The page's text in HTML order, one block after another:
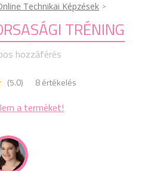
Technikai Képzések
TRÉNING
hozzáférés
(5.0) 8 értékelés
a terméket!